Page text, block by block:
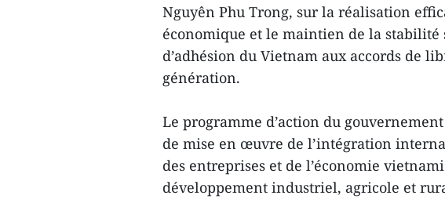
Nguyên Phu Trong, sur la réalisation
économique et le maintien de la
d’adhésion du Vietnam aux accords de
génération.
Le programme d’action du
de mise en œuvre de l’intégration
des entreprises et de l’économie
développement industriel, agricole et